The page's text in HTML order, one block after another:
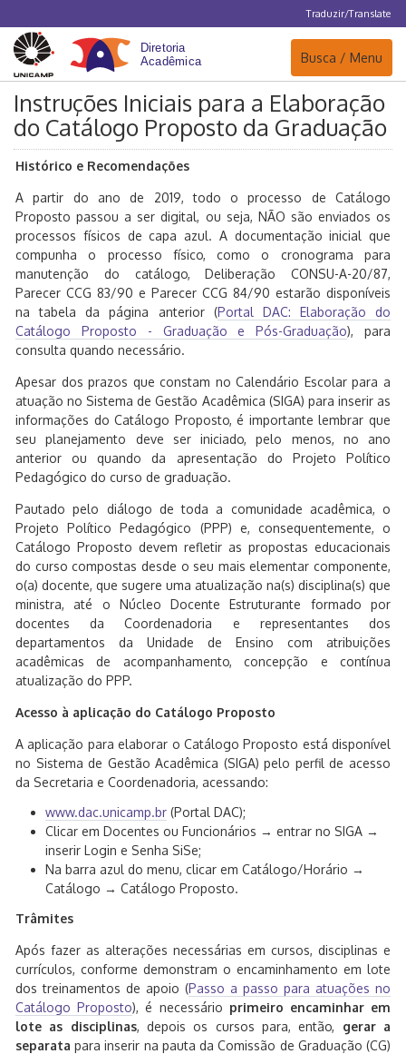
Traduzir/Translate
Navegação
Busca / Menu
Instruções Iniciais para a Elaboração
do Catálogo Proposto da Graduação
Histórico e Recomendações
A partir do ano de 2019, todo o processo de Catálogo
Proposto passou a ser digital, ou seja, NÃO são enviados os
processos físicos de capa azul. A documentação inicial que
compunha o processo físico, como o cronograma para
manutenção do catálogo, Deliberação CONSU-A-20/87,
Parecer CCG 83/90 e Parecer CCG 84/90 estarão disponíveis
na tabela da página anterior (Portal DAC: Elaboração do
Catálogo Proposto - Graduação e Pós-Graduação), para
consulta quando necessário.
Apesar dos prazos que constam no Calendário Escolar para a
atuação no Sistema de Gestão Acadêmica (SIGA) para inserir as
informações do Catálogo Proposto, é importante lembrar que
seu planejamento deve ser iniciado, pelo menos, no ano
anterior ou quando da apresentação do Projeto Político
Pedagógico do curso de graduação.
Pautado pelo diálogo de toda a comunidade acadêmica, o
Projeto Político Pedagógico (PPP) e, consequentemente, o
Catálogo Proposto devem refletir as propostas educacionais
do curso compostas desde o seu mais elementar componente,
o(a) docente, que sugere uma atualização na(s) disciplina(s) que
ministra, até o Núcleo Docente Estruturante formado por
docentes da Coordenadoria e representantes dos
departamentos da Unidade de Ensino com atribuições
acadêmicas de acompanhamento, concepção e contínua
atualização do PPP.
Acesso à aplicação do Catálogo Proposto
A aplicação para elaborar o Catálogo Proposto está disponível
no Sistema de Gestão Acadêmica (SIGA) pelo perfil de acesso
da Secretaria e Coordenadoria, acessando:
www.dac.unicamp.br (Portal DAC);
Clicar em Docentes ou Funcionários → entrar no SIGA →
inserir Login e Senha SiSe;
Na barra azul do menu, clicar em Catálogo/Horário →
Catálogo → Catálogo Proposto.
Trâmites
Após fazer as alterações necessárias em cursos, disciplinas e
currículos, conforme demonstram o encaminhamento em lote
dos treinamentos de apoio (Passo a passo para atuações no
Catálogo Proposto), é necessário primeiro encaminhar em
lote as disciplinas, depois os cursos para, então, gerar a
separata para inserir na pauta da Comissão de Graduação (CG)